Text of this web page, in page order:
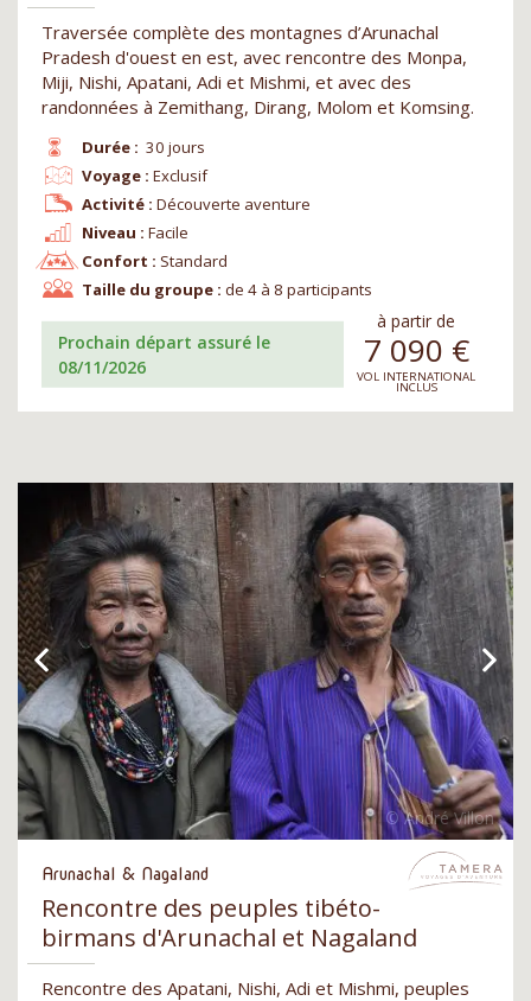
Traversée complète des montagnes d’Arunachal
Pradesh d'ouest en est, avec rencontre des Monpa,
Miji, Nishi, Apatani, Adi et Mishmi, et avec des
randonnées à Zemithang, Dirang, Molom et Komsing.
Durée : 30 jours
Niveau : Facile
Voyage : Exclusif
Confort : Standard
Activité : Découverte aventure
Taille du groupe : de 4 à 8 participants
Prochain départ assuré le
08/11/2026
à partir de
7 090 €
VOL INTERNATIONAL
INCLUS
Arunachal & Nagaland
Rencontre des peuples tibéto-
birmans d'Arunachal et Nagaland
Rencontre des Apatani, Nishi, Adi et Mishmi, peuples